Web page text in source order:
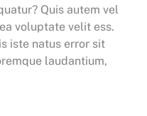
Quis autem vel
voluptate velit ess.
iste natus error sit
laudantium,